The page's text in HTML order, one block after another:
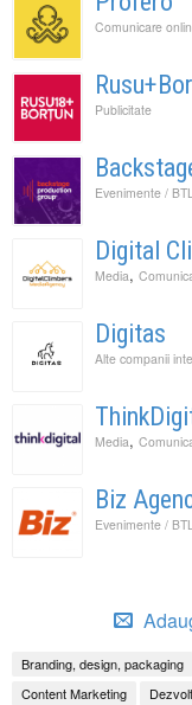
Comunicare
Publicitate
Evenimente / BTL
Digital
Media,
Digitas
Alte companii
Media,
Biz
Evenimente / BTL
Branding, design, packaging
Content Marketing